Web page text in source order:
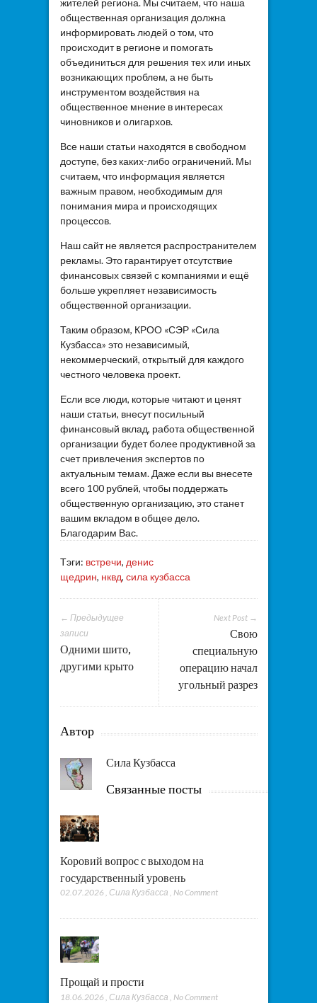
жителей региона. Мы считаем, что наша
общественная организация должна
информировать людей о том, что
происходит в регионе и помогать
объединиться для решения тех или иных
возникающих проблем, а не быть
инструментом воздействия на
общественное мнение в интересах
чиновников и олигархов.
Все наши статьи находятся в свободном
доступе, без каких-либо ограничений. Мы
считаем, что информация является
важным правом, необходимым для
понимания мира и происходящих
процессов.
Наш сайт не является распространителем
рекламы. Это гарантирует отсутствие
финансовых связей с компаниями и ещё
больше укрепляет независимость
общественной организации.
Таким образом, КРОО «СЭР «Сила
Кузбасса» это независимый,
некоммерческий, открытый для каждого
честного человека проект.
Если все люди, которые читают и ценят
наши статьи, внесут посильный
финансовый вклад, работа общественной
организации будет более продуктивной за
счет привлечения экспертов по
актуальным темам. Даже если вы внесете
всего 100 рублей, чтобы поддержать
общественную организацию, это станет
вашим вкладом в общее дело.
Благодарим Вас.
Тэги: встречи, денис
щедрин, нквд, сила кузбасса
Next Post →
Свою
специальную
операцию начал
угольный разрез
← Предыдущее
записи
Одними шито,
другими крыто
Автор
Сила Кузбасса
Связанные посты
Коровий вопрос с выходом на
государственный уровень
02.07.2026 , Сила Кузбасса , No Comment
Прощай и прости
18.06.2026 Сила Кузбасса No Comment